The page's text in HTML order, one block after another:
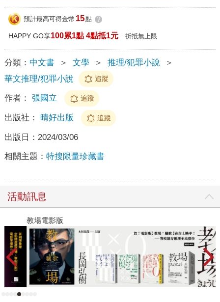
預計最高可得金幣 15點 ?
HAPPY GO享100累1點 4點抵1元 折抵無上限
分類： 中文書 ＞ 文學 ＞ 推理/犯罪小說
＞
華文推理/犯罪小說
追蹤
作者： 張國立 追蹤
出版社： 晴好出版 追蹤
出版日： 2024/03/06
相關主題： 特搜限量珍藏書
活動訊息
教場電影版